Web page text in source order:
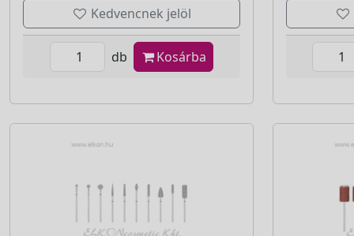
Kedvencnek jelöl
db Kosárba